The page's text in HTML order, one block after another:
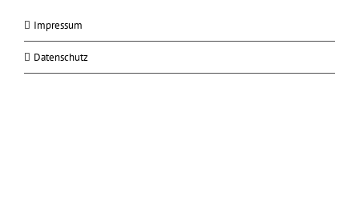
Impressum
Datenschutz